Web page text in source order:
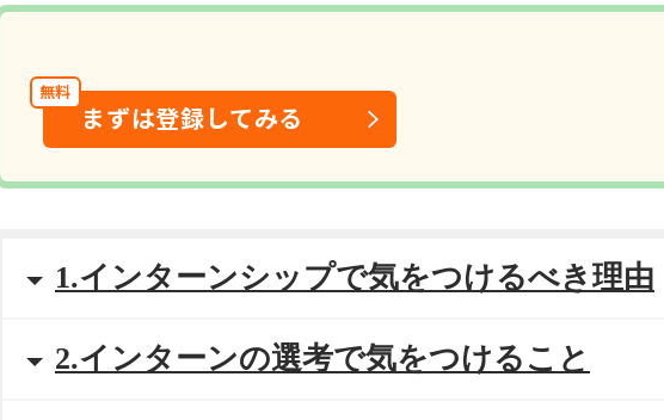
無料
まずは登録してみる
1.インターンシップで気をつけるべき理由
2.インターンの選考で気をつけること